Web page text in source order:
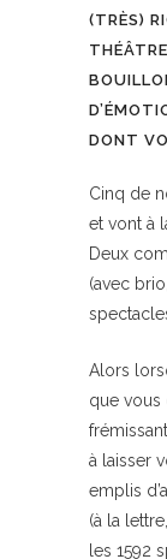
(TRÈS)
DONT
Cinq de
et vont à
Deux
(avec
Alors
que vous
à laisser
emplis
(à la
les 1592